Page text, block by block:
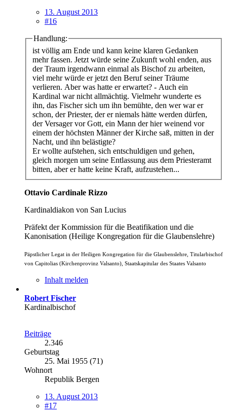
13. August 2013
#16
Handlung:
ist völlig am Ende und kann keine klaren Gedanken
mehr fassen. Jetzt würde seine Zukunft wohl enden, aus
der Traum irgendwann einmal als Bischof zu arbeiten,
viel mehr würde er jetzt den Beruf seiner Träume
verlieren. Aber was hatte er erwartet? - Auch ein
Kardinal war nicht allmächtig. Vielmehr wunderte es
ihn, das Fischer sich um ihn bemühte, den wer war er
schon, der Priester, der er niemals hätte werden dürfen,
der Versager vor Gott, ein Mann der hier weinend vor
einem der höchsten Männer der Kirche saß, mitten in der
Nacht, und ihn belästigte?
Er wollte aufstehen, sich entschuldigen und gehen,
gleich morgen um seine Entlassung aus dem Priesteramt
bitten, aber er hatte keine Kraft, aufzustehen...
Ottavio Cardinale Rizzo
Kardinaldiakon von San Lucius
Präfekt der Kommission für die Beatifikation und die
Kanonisation (Heilige Kongregation für die Glaubenslehre)
Päpstlicher Legat in der Heiligen Kongregation für die Glaubenslehre, Titularbischof
von Capitolias (Kirchenprovinz Valsanto), Staatskapitular des Staates Valsanto
Inhalt melden
Robert Fischer
Kardinalbischof
Beiträge
2.346
Geburtstag
25. Mai 1955 (71)
Wohnort
Republik Bergen
13. August 2013
#17